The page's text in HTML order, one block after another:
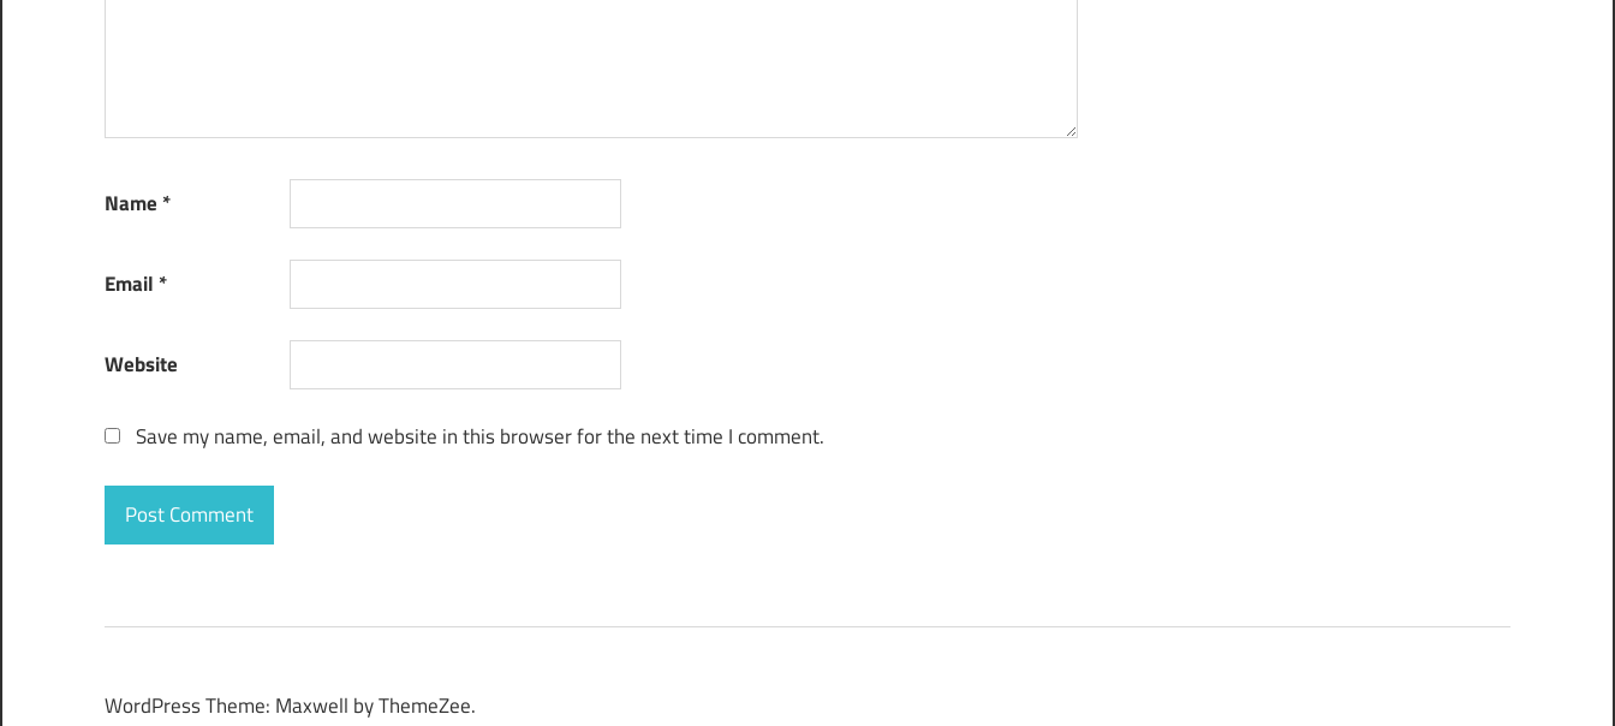
Name *
Email *
Website
Save my name, email, and website in this browser for the next time I comment.
WordPress Theme: Maxwell by ThemeZee.